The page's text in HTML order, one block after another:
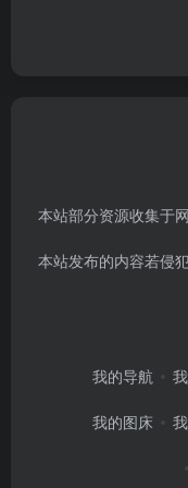
本站部分资源收集于
本站发布的内容若侵
我的导航
我的图床